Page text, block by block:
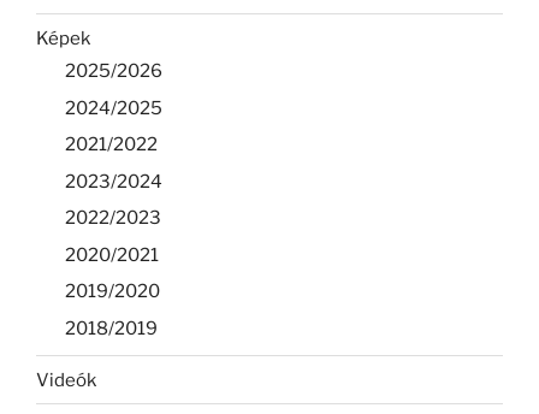
Képek
2025/2026
2024/2025
2021/2022
2023/2024
2022/2023
2020/2021
2019/2020
2018/2019
Videók